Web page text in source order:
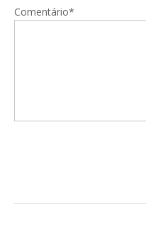
Comentário*